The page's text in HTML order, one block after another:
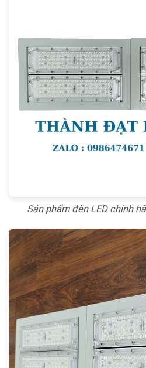
Sản phẩm đèn LED chính